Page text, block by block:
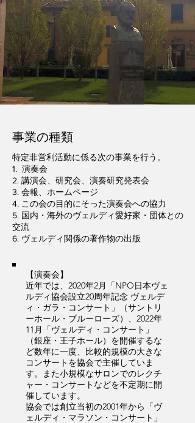
事業の種類
特定非営利活動に係る次の事業を行う。
1. 演奏会
2. 講演会、研究会、演奏研究発表会
3. 会報、ホームページ
4. この会の目的にそった演奏会への協力
5. 国内・海外のヴェルディ愛好家・団体との
交流
6. ヴェルディ関係の著作物の出版
【演奏会】
近年では、2020年2月「NPO日本ヴェ
ルディ協会設立20周年記念 ヴェルデ
ィ・ガラ・コンサート」（サントリ
ーホール・ブルーローズ）、2022年
11月「ヴェルディ・コンサート」
（銀座・王子ホール）を開催するな
ど数年に一度、比較的規模の大きな
コンサートを協会で主催していま
す。また小規模なサロンでのレクチ
ャー・コンサートなどを不定期に開
催しています。
協会では創立当初の2001年から「ヴ
ェルディ・マラソン・コンサート」